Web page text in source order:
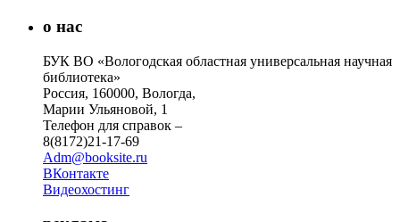
о нас
БУК ВО «Вологодская областная универсальная научная
библиотека»
Россия, 160000, Вологда,
Марии Ульяновой, 1
Телефон для справок –
8(8172)21-17-69
Adm@booksite.ru
ВКонтакте
Видеохостинг